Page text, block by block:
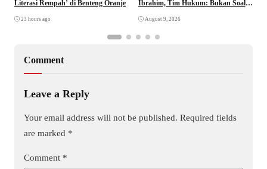
Literasi Rempah’ di Benteng Oranje
23 hours ago
Ibrahim, Tim Hukum: Bukan Soal
August 9, 2026
Comment
Leave a Reply
Your email address will not be published. Required fields
are marked *
Comment *